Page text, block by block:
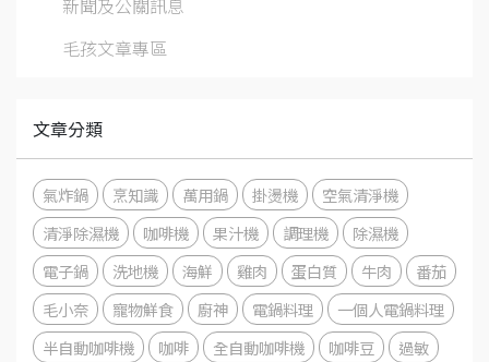
毛孩文章專區
文章分類
氣炸鍋 烹知識 萬用鍋 掛燙機
空氣清淨機
清淨除濕機
咖啡機 果汁機 調理機
除濕機
電子鍋
洗地機 海鮮 雞肉 蛋白質 牛肉
番茄
毛小奈
寵物鮮食 廚神 電鍋料理
一個人電鍋料理
半自動咖啡機
咖啡 全自動咖啡機 咖啡豆
過敏